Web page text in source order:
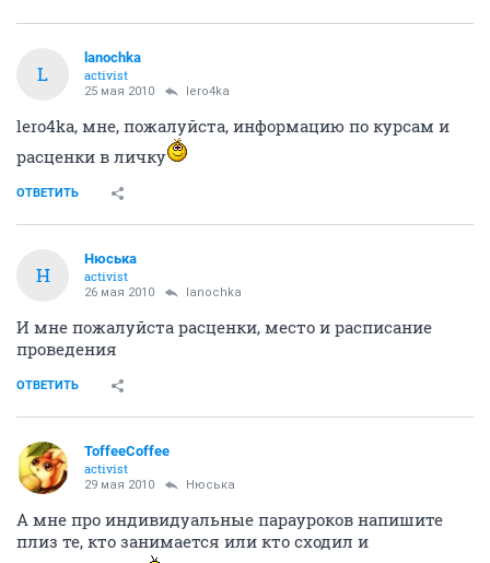
L
lanochka
activist
25 мая 2010 lero4ka
lero4ka, мне, пожалуйста, информацию по курсам и
расценки в личку
ОТВЕТИТЬ
Н
Нюська
activist
26 мая 2010 lanochka
И мне пожалуйста расценки, место и расписание
проведения
ОТВЕТИТЬ
ToffeeCoffee
activist
29 мая 2010 Нюська
А мне про индивидуальные парауроков напишите
плиз те, кто занимается или кто сходил и